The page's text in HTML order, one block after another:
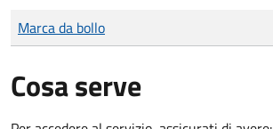
Tipo di pagamento
Importo
Marca da bollo
Cosa serve